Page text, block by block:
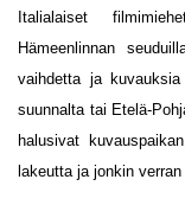
Italialaiset
Hämeenlinnan
vaihdetta ja
suunnalta tai Etelä-
halusivat
lakeutta ja jonkin verran